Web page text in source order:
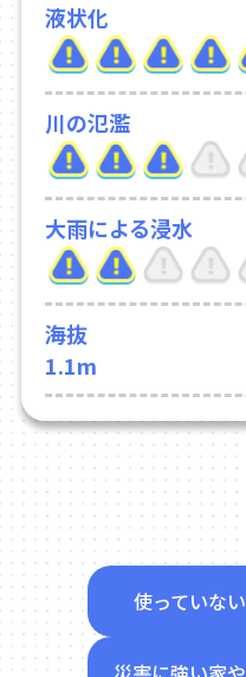
液状化
川の氾濫
大雨による浸水
海抜
1.1m
使っていな